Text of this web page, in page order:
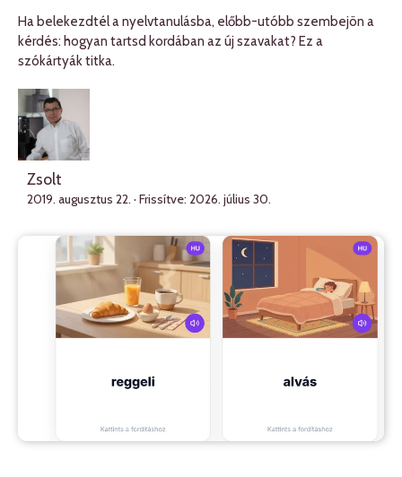
Ha belekezdtél a nyelvtanulásba, előbb-utóbb szembejön a
kérdés: hogyan tartsd kordában az új szavakat? Ez a
szókártyák titka.
Zsolt
2019. augusztus 22. · Frissítve: 2026. július 30.